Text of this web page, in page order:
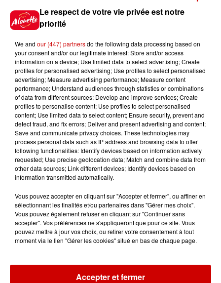
6 août 2026
6 août 2026
Vendre un chiot en animalerie
peut coûter très cher
6 août 2026
Invasion de physalies sur des
plages du Sud-Ouest
Jeux Voir plus
Le respect de votre vie privée est notre
priorité
We and our (447) partnersdo the following data processing based on
your consent and/or our legitimate interest: Store and/or access
information on a device; Use limited data to select advertising; Create
profiles for personalised advertising; Use profiles to select personalised
advertising; Measure advertising performance; Measure content
performance; Understand audiences through statistics or combinations
of data from different sources; Develop and improve services; Create
profiles to personalise content; Use profiles to select personalised
content; Use limited data to select content; Ensure security, prevent and
detect fraud, and fix errors; Deliver and present advertising and content;
Save and communicate privacy choices. These technologies may
process personal data such as IP address and browsing data to offer
following functionalities: Identify devices based on information actively
requested; Use precise geolocation data; Match and combine data from
other data sources; Link different devices; Identify devices based on
information transmitted automatically.
Vous pouvez accepter en cliquant sur "Accepter et fermer", ou affiner en
sélectionnant les finalités et/ou partenaires dans "Gérer mes choix".
Vous pouvez également refuser en cliquant sur "Continuer sans
accepter". Vos préférences ne s'appliqueront que pour ce site. Vous
pouvez mettre à jour vos choix, ou retirer votre consentement à tout
moment via le lien "Gérer les cookies" situé en bas de chaque page.
Accepter et fermer